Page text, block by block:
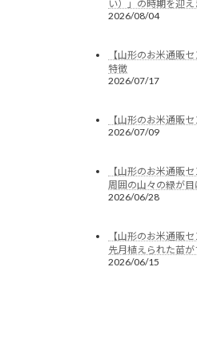
い）」の時期を迎え
2026/08/04
【山形のお米通販
特徴
2026/07/17
【山形のお米通販
2026/07/09
【山形のお米通販
周囲の山々の緑が
2026/06/28
【山形のお米通販
先月植えられた苗
2026/06/15